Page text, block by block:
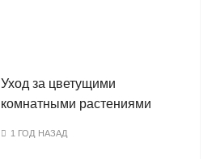
Уход за цветущими
комнатными растениями
1 ГОД НАЗАД